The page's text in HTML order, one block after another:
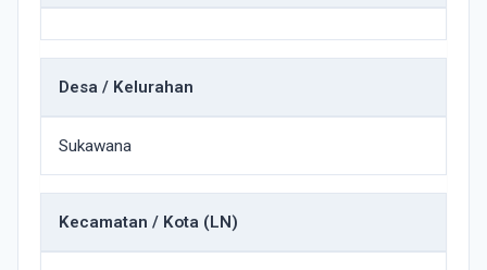
Desa / Kelurahan
Sukawana
Kecamatan / Kota (LN)